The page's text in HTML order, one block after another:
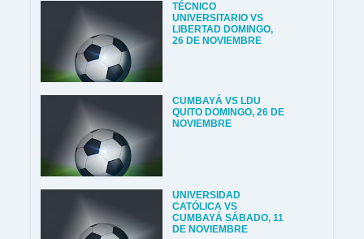
TÉCNICO
UNIVERSITARIO VS
LIBERTAD DOMINGO,
26 DE NOVIEMBRE
CUMBAYÁ VS LDU
QUITO DOMINGO, 26 DE
NOVIEMBRE
UNIVERSIDAD
CATÓLICA VS
CUMBAYÁ SÁBADO, 11
DE NOVIEMBRE